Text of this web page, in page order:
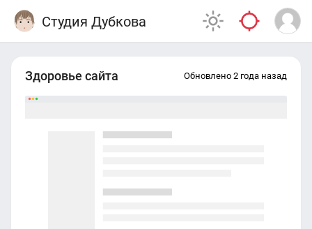
Студия Дубкова
Здоровье сайта Обновлено 2 года назад